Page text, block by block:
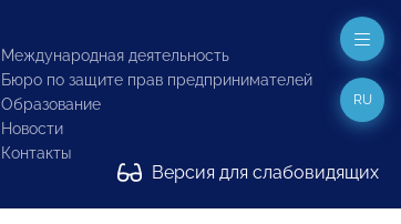
Международная деятельность
Бюро по защите прав предпринимателей
Образование
Новости
Контакты
Версия для слабовидящих
RU